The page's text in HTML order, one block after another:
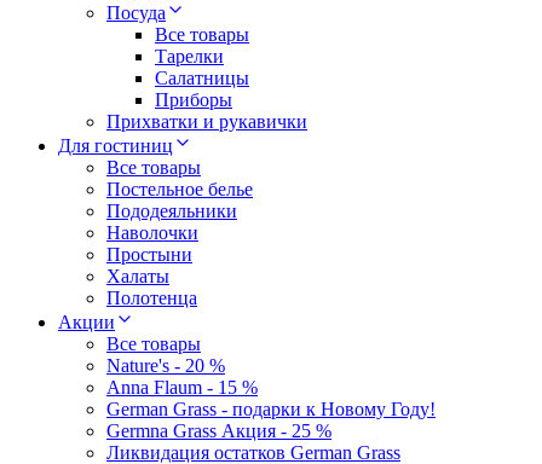
Посуда
Все товары
Тарелки
Салатницы
Приборы
Прихватки и рукавички
Для гостиниц
Все товары
Постельное белье
Пододеяльники
Наволочки
Простыни
Халаты
Полотенца
Акции
Все товары
Nature's - 20 %
Anna Flaum - 15 %
German Grass - подарки к Новому Году!
Germna Grass Акция - 25 %
Ликвидация остатков German Grass